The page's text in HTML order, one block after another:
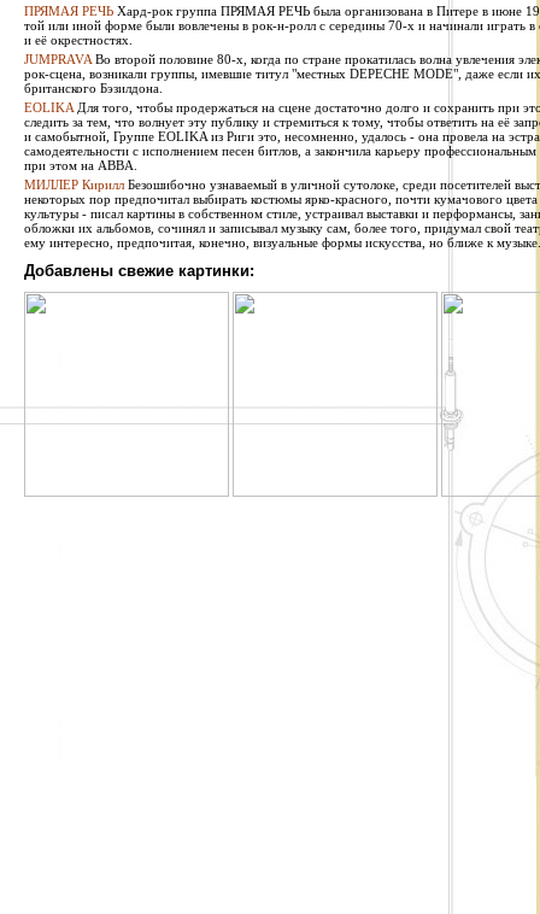
ПРЯМАЯ РЕЧЬ Хард-рок группа ПРЯМАЯ РЕЧЬ была организована в Питере в июне
той или иной форме были вовлечены в рок-н-ролл с середины 70-х и начинали играть
и её окрестностях.
JUMPRAVA Во второй половине 80-х, когда по стране прокатилась волна увлечения
рок-сцена, возникали группы, имевшие титул "местных DEPECHE MODE", даже если
британского Бэзилдона.
EOLIKA Для того, чтобы продержаться на сцене достаточно долго и сохранить при
следить за тем, что волнует эту публику и стремиться к тому, чтобы ответить на её
и самобытной, Группе EOLIKA из Риги это, несомненно, удалось - она провела на
самодеятельности с исполнением песен битлов, а закончила карьеру
при этом на ABBA.
МИЛЛЕР Кирилл Безошибочно узнаваемый в уличной сутолоке, среди посетителей
некоторых пор предпочитал выбирать костюмы ярко-красного, почти кумачового
культуры - писал картины в собственном стиле, устраивал выставки и перформансы,
обложки их альбомов, сочинял и записывал музыку сам, более того, придумал свой
ему интересно, предпочитая, конечно, визуальные формы искусства, но ближе к музыке.
Добавлены свежие картинки: